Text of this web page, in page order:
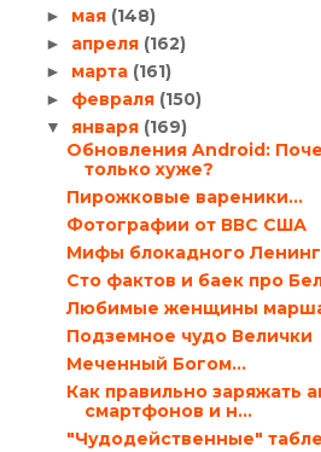
► мая (148)
► апреля (162)
► марта (161)
► февраля (150)
▼ января (169)
Обновления Android:
только хуже?
Пирожковые вареники…
Фотографии от ВВС США
Мифы блокадного
Сто фактов и баек про
Любимые женщины
Подземное чудо Велички
Меченный Богом…
Как правильно заряжать
смартфонов и н...
"Чудодейственные"